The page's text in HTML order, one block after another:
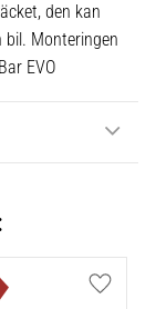
den kan
Monteringen
EVO
Lägg